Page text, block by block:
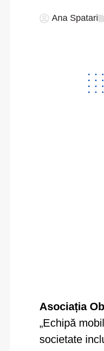
Ana Spatari
Asociația
„Echipă
societate